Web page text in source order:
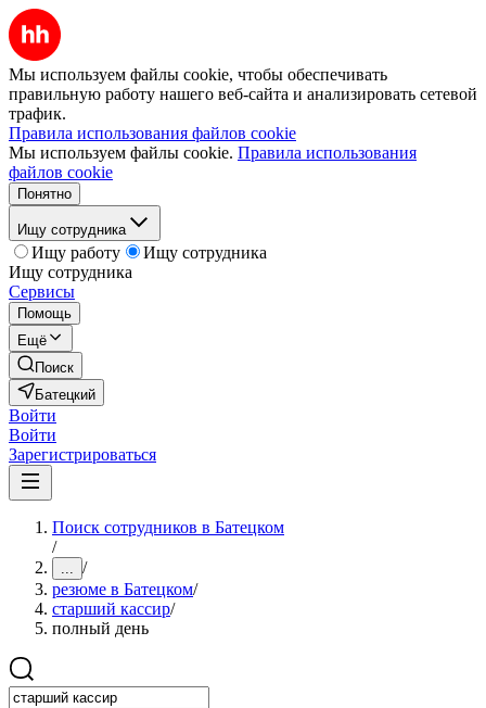
Мы используем файлы cookie, чтобы обеспечивать
правильную работу нашего веб-сайта и анализировать сетевой
трафик.
Правила использования файлов cookie
Мы используем файлы cookie. Правила использования
файлов cookie
Понятно
Ищу сотрудника
Ищу работу
Ищу сотрудника
Ищу сотрудника
Сервисы
Помощь
Ещё
Поиск
Батецкий
Войти
Войти
Зарегистрироваться
Поиск сотрудников в Батецком
/
... /
резюме в Батецком/
старший кассир/
полный день